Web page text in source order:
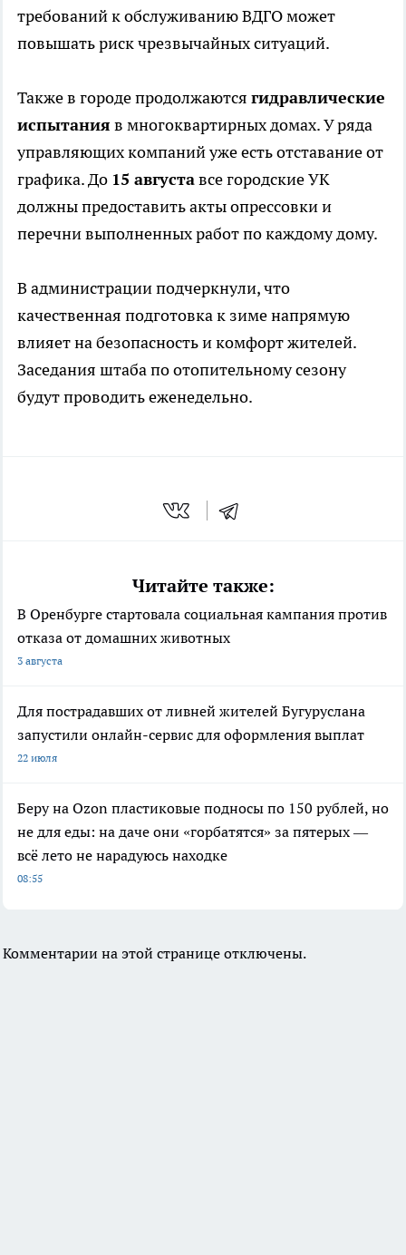
требований к обслуживанию ВДГО может
повышать риск чрезвычайных ситуаций.
Также в городе продолжаются гидравлические
испытания в многоквартирных домах. У ряда
управляющих компаний уже есть отставание от
графика. До 15 августавсе городские УК
должны предоставить акты опрессовки и
перечни выполненных работ по каждому дому.
В администрации подчеркнули, что
качественная подготовка к зиме напрямую
влияет на безопасность и комфорт жителей.
Заседания штаба по отопительному сезону
будут проводить еженедельно.
Читайте также:
В Оренбурге стартовала социальная кампания против
отказа от домашних животных
3 августа
Для пострадавших от ливней жителей Бугуруслана
запустили онлайн-сервис для оформления выплат
22 июля
Беру на Ozon пластиковые подносы по 150 рублей, но
не для еды: на даче они «горбатятся» за пятерых —
всё лето не нарадуюсь находке
08:55
Комментарии на этой странице отключены.